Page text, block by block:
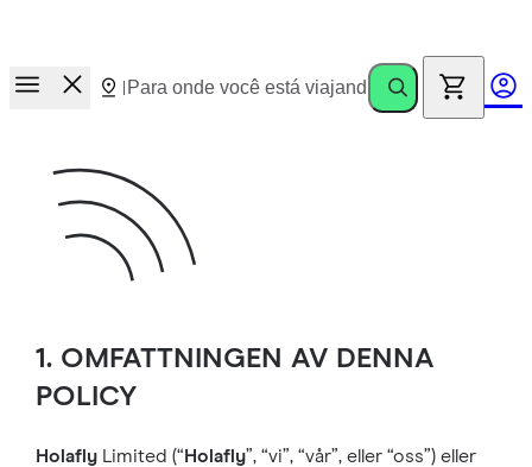
Convide amigos. Ganhe até €100
1. OMFATTNINGEN AV DENNA
POLICY
HolaflyLimited (“ Holafly”, “vi”, “vår”, eller “oss”) eller